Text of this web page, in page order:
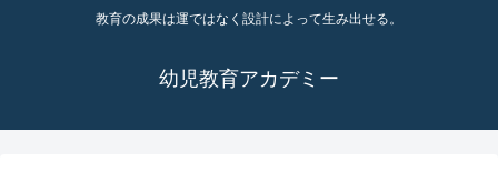
教育の成果は運ではなく設計によって生み出せる。
幼児教育アカデミー